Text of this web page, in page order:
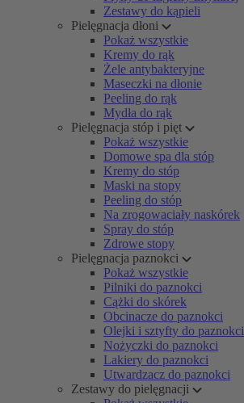
Zestawy do kąpieli
Pielęgnacja dłoni
Pokaż wszystkie
Kremy do rąk
Żele antybakteryjne
Maseczki na dłonie
Peeling do rąk
Mydła do rąk
Pielęgnacja stóp i pięt
Pokaż wszystkie
Domowe spa dla stóp
Kremy do stóp
Maski na stopy
Peeling do stóp
Na zrogowaciały naskórek
Spray do stóp
Zdrowe stopy
Pielęgnacja paznokci
Pokaż wszystkie
Pilniki do paznokci
Cążki do skórek
Obcinacze do paznokci
Olejki i sztyfty do paznokci
Nożyczki do paznokci
Lakiery do paznokci
Utwardzacz do paznokci
Zestawy do pielęgnacji